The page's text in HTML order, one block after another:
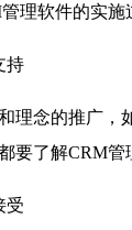
软件的实施
持
念的推广，如
要了解CRM